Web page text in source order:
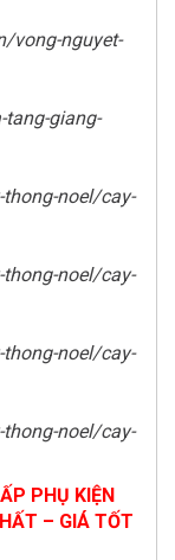
vong-nguyet-
giang-
noel/cay-
noel/cay-
noel/cay-
noel/cay-
PHỤ KIỆN
– GIÁ TỐT